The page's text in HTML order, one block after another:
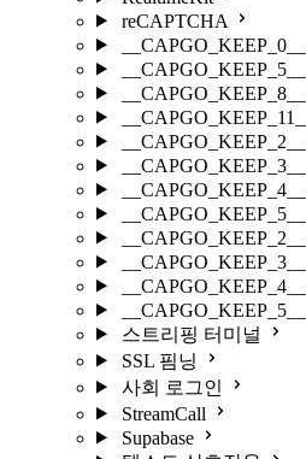
reCAPTCHA
__CAPGO_KEEP_0__
__CAPGO_KEEP_5__
__CAPGO_KEEP_8__
__CAPGO_KEEP_11__
__CAPGO_KEEP_2__
__CAPGO_KEEP_3__
__CAPGO_KEEP_4__
__CAPGO_KEEP_5__
__CAPGO_KEEP_2__
__CAPGO_KEEP_3__
__CAPGO_KEEP_4__
__CAPGO_KEEP_5__
스트리핑 터미널
SSL 핌닝
사회 로그인
StreamCall
Supabase